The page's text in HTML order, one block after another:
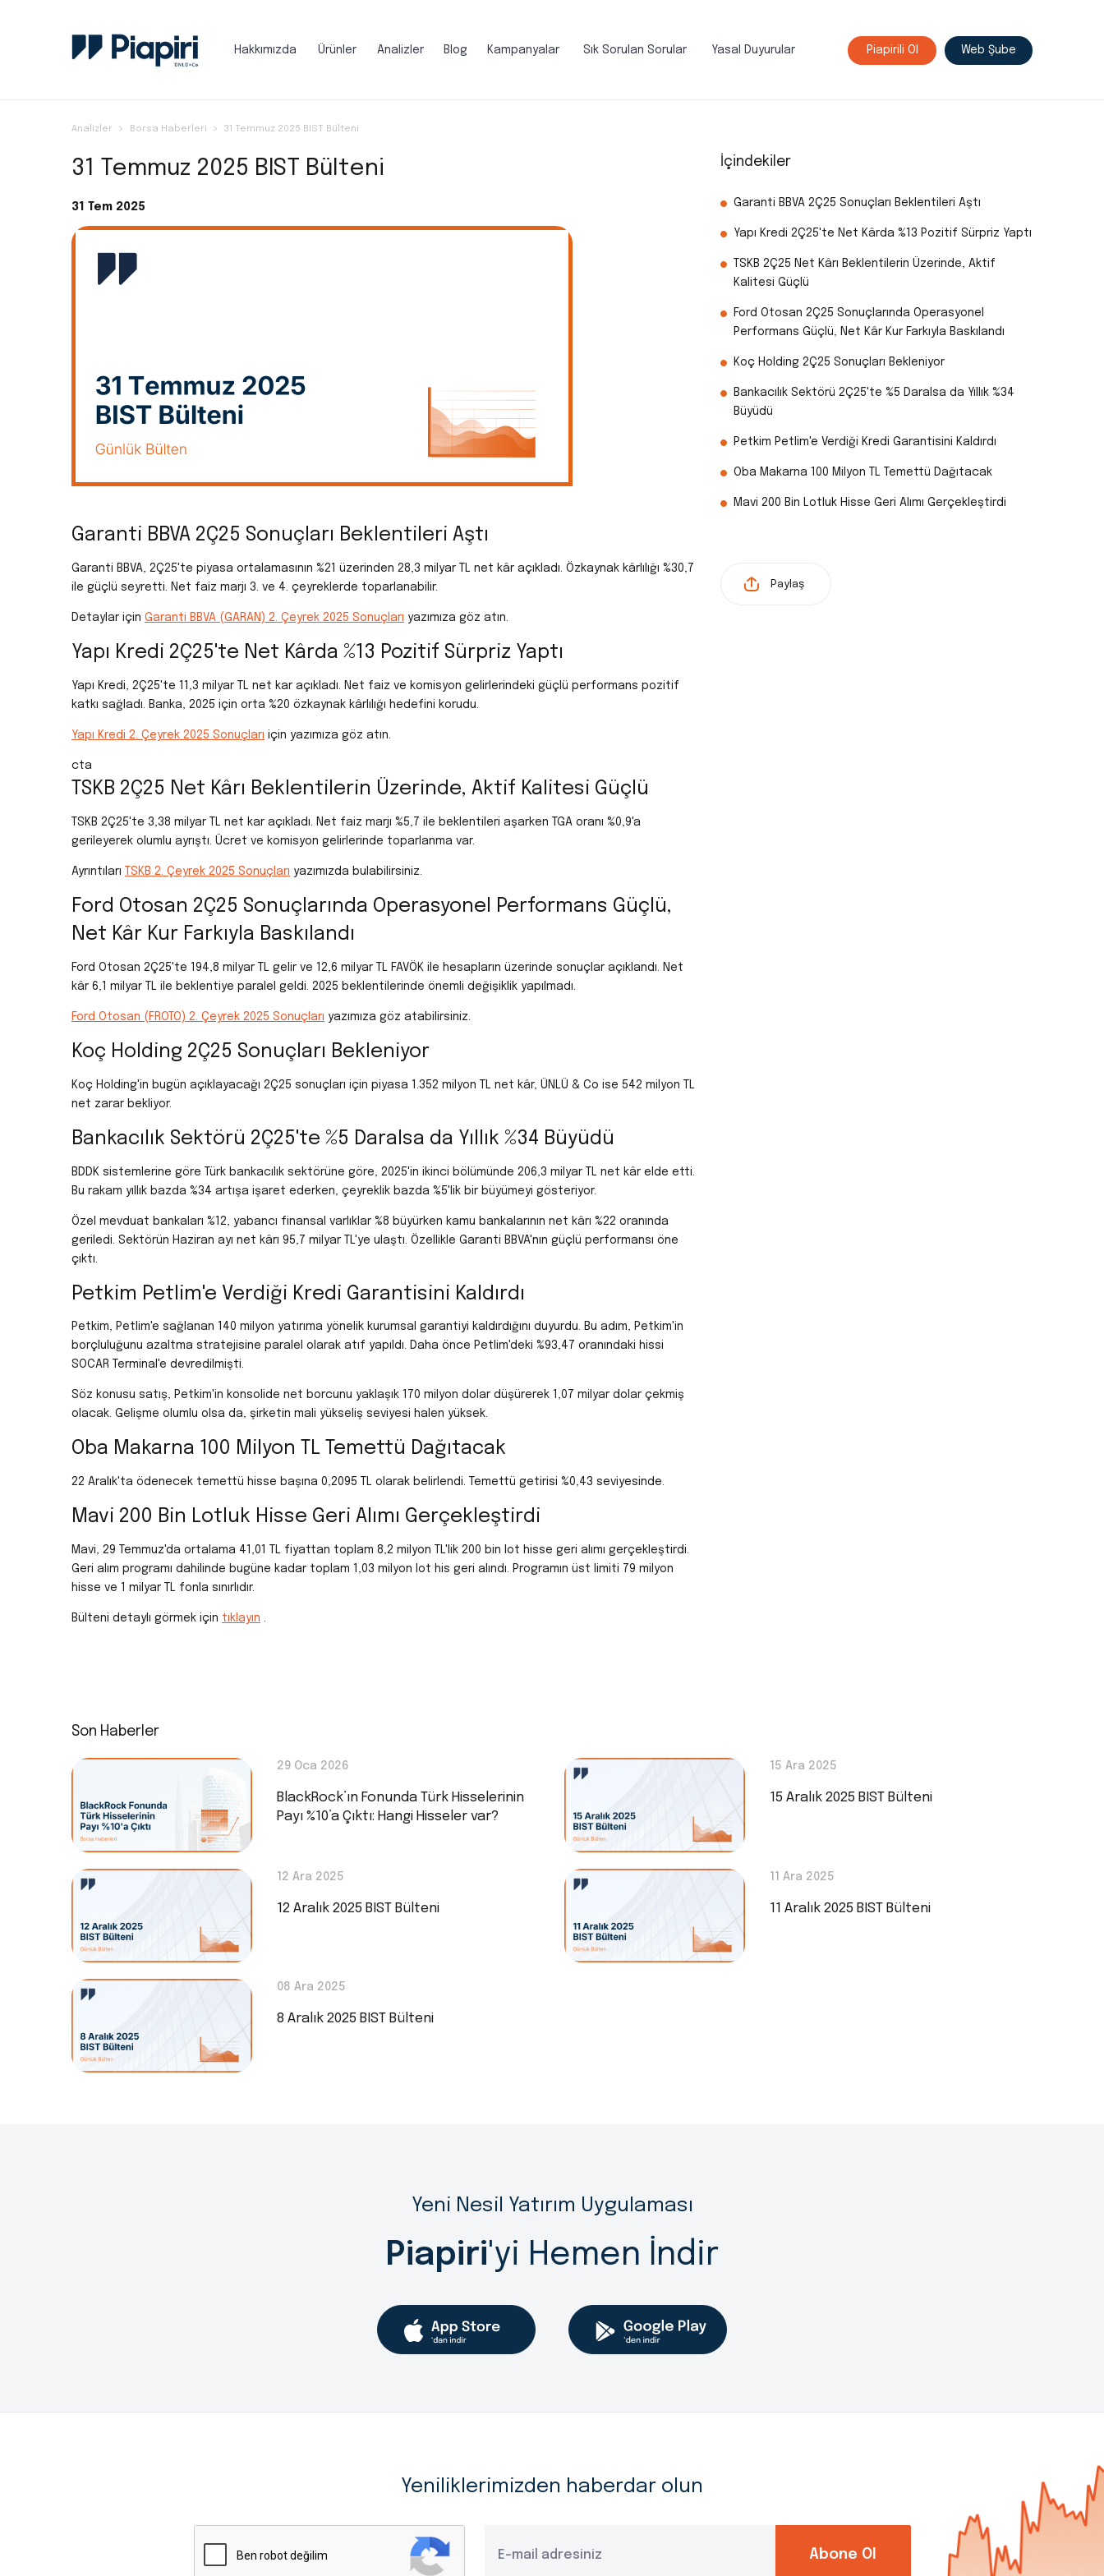
Hakkımızda Ürünler Analizler Blog Kampanyalar Sık Sorulan Sorular Yasal Duyurular Piapirili Ol Web Şube
Analizler Borsa Haberleri 31 Temmuz 2025 BIST Bülteni
31 Temmuz 2025 BIST Bülteni
31 Tem 2025
Garanti BBVA 2Ç25 Sonuçları Beklentileri Aştı
Garanti BBVA, 2Ç25'te piyasa ortalamasının %21 üzerinden 28,3 milyar TL net kâr açıkladı. Özkaynak kârlılığı %30,7
ile güçlü seyretti. Net faiz marjı 3. ve 4. çeyreklerde toparlanabilir.
Detaylar için Garanti BBVA (GARAN) 2. Çeyrek 2025 Sonuçları yazımıza göz atın.
Yapı Kredi 2Ç25'te Net Kârda %13 Pozitif Sürpriz Yaptı
Yapı Kredi, 2Ç25'te 11,3 milyar TL net kar açıkladı. Net faiz ve komisyon gelirlerindeki güçlü performans pozitif
katkı sağladı. Banka, 2025 için orta %20 özkaynak kârlılığı hedefini korudu.
Yapı Kredi 2. Çeyrek 2025 Sonuçları için yazımıza göz atın.
cta
TSKB 2Ç25 Net Kârı Beklentilerin Üzerinde, Aktif Kalitesi Güçlü
TSKB 2Ç25'te 3,38 milyar TL net kar açıkladı. Net faiz marjı %5,7 ile beklentileri aşarken TGA oranı %0,9'a
gerileyerek olumlu ayrıştı. Ücret ve komisyon gelirlerinde toparlanma var.
Ayrıntıları TSKB 2. Çeyrek 2025 Sonuçları yazımızda bulabilirsiniz.
Ford Otosan 2Ç25 Sonuçlarında Operasyonel Performans Güçlü,
Net Kâr Kur Farkıyla Baskılandı
Ford Otosan 2Ç25'te 194,8 milyar TL gelir ve 12,6 milyar TL FAVÖK ile hesapların üzerinde sonuçlar açıklandı. Net
kâr 6,1 milyar TL ile beklentiye paralel geldi. 2025 beklentilerinde önemli değişiklik yapılmadı.
Ford Otosan (FROTO) 2. Çeyrek 2025 Sonuçları yazımıza göz atabilirsiniz.
Koç Holding 2Ç25 Sonuçları Bekleniyor
Koç Holding'in bugün açıklayacağı 2Ç25 sonuçları için piyasa 1.352 milyon TL net kâr, ÜNLÜ & Co ise 542 milyon TL
net zarar bekliyor.
Bankacılık Sektörü 2Ç25'te %5 Daralsa da Yıllık %34 Büyüdü
BDDK sistemlerine göre Türk bankacılık sektörüne göre, 2025'in ikinci bölümünde 206,3 milyar TL net kâr elde etti.
Bu rakam yıllık bazda %34 artışa işaret ederken, çeyreklik bazda %5'lik bir büyümeyi gösteriyor.
Özel mevduat bankaları %12, yabancı finansal varlıklar %8 büyürken kamu bankalarının net kârı %22 oranında
geriledi. Sektörün Haziran ayı net kârı 95,7 milyar TL'ye ulaştı. Özellikle Garanti BBVA'nın güçlü performansı öne
çıktı.
Petkim Petlim'e Verdiği Kredi Garantisini Kaldırdı
Petkim, Petlim'e sağlanan 140 milyon yatırıma yönelik kurumsal garantiyi kaldırdığını duyurdu. Bu adım, Petkim'in
borçluluğunu azaltma stratejisine paralel olarak atıf yapıldı. Daha önce Petlim'deki %93,47 oranındaki hissi
SOCAR Terminal'e devredilmişti.
Söz konusu satış, Petkim'in konsolide net borcunu yaklaşık 170 milyon dolar düşürerek 1,07 milyar dolar çekmiş
olacak. Gelişme olumlu olsa da, şirketin mali yükseliş seviyesi halen yüksek.
Oba Makarna 100 Milyon TL Temettü Dağıtacak
22 Aralık'ta ödenecek temettü hisse başına 0,2095 TL olarak belirlendi. Temettü getirisi %0,43 seviyesinde.
Mavi 200 Bin Lotluk Hisse Geri Alımı Gerçekleştirdi
Mavi, 29 Temmuz'da ortalama 41,01 TL fiyattan toplam 8,2 milyon TL'lik 200 bin lot hisse geri alımı gerçekleştirdi.
Geri alım programı dahilinde bugüne kadar toplam 1,03 milyon lot his geri alındı. Programın üst limiti 79 milyon
hisse ve 1 milyar TL fonla sınırlıdır.
Bülteni detaylı görmek için tıklayın .
İçindekiler
Garanti BBVA 2Ç25 Sonuçları Beklentileri Aştı
Yapı Kredi 2Ç25'te Net Kârda %13 Pozitif Sürpriz Yaptı
TSKB 2Ç25 Net Kârı Beklentilerin Üzerinde, Aktif
Kalitesi Güçlü
Ford Otosan 2Ç25 Sonuçlarında Operasyonel
Performans Güçlü, Net Kâr Kur Farkıyla Baskılandı
Koç Holding 2Ç25 Sonuçları Bekleniyor
Bankacılık Sektörü 2Ç25'te %5 Daralsa da Yıllık %34
Büyüdü
Petkim Petlim'e Verdiği Kredi Garantisini Kaldırdı
Oba Makarna 100 Milyon TL Temettü Dağıtacak
Mavi 200 Bin Lotluk Hisse Geri Alımı Gerçekleştirdi
Paylaş
Son Haberler
29 Oca 2026
BlackRock’ın Fonunda Türk Hisselerinin
Payı %10’a Çıktı: Hangi Hisseler var?
15 Ara 2025
15 Aralık 2025 BIST Bülteni
12 Ara 2025
12 Aralık 2025 BIST Bülteni
11 Ara 2025
11 Aralık 2025 BIST Bülteni
08 Ara 2025
8 Aralık 2025 BIST Bülteni
Yeni Nesil Yatırım Uygulaması
Piapiri'yi Hemen İndir
Yeniliklerimizden haberdar olun
Abone Ol